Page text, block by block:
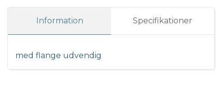
Information Specifikationer
med flange udvendig